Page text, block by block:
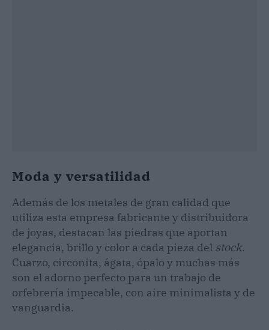
Moda y versatilidad
Además de los metales de gran calidad que
utiliza esta empresa fabricante y distribuidora
de joyas, destacan las piedras que aportan
elegancia, brillo y color a cada pieza del stock.
Cuarzo, circonita, ágata, ópalo y muchas más
son el adorno perfecto para un trabajo de
orfebrería impecable, con aire minimalista y de
vanguardia.